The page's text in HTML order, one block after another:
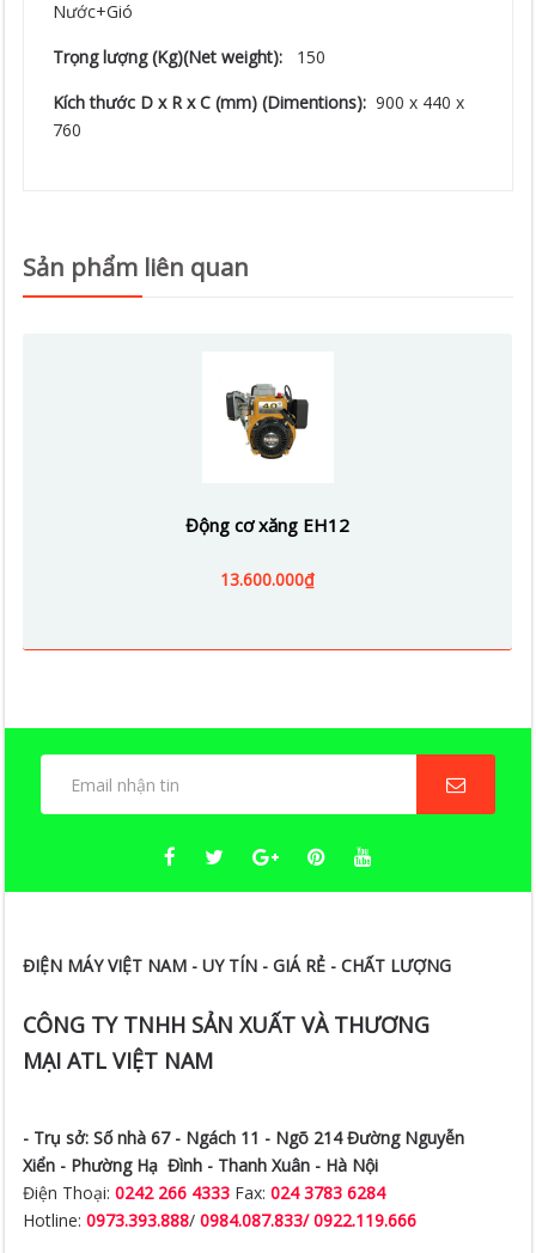
Nước+Gió
Trọng lượng (Kg)(Net weight): 150
Kích thước D x R x C (mm) (Dimentions): 900 x 440 x
760
Sản phẩm liên quan
Động cơ xăng EH12
13.600.000₫
ĐIỆN MÁY VIỆT NAM - UY TÍN - GIÁ RẺ - CHẤT LƯỢNG
CÔNG TY TNHH SẢN XUẤT VÀ THƯƠNG
MẠI ATL VIỆT NAM
- Trụ sở: Số nhà 67 - Ngách 11 - Ngõ 214 Đường Nguyễn
Xiển - Phường Hạ Đình - Thanh Xuân - Hà Nội
Điện Thoại:0242 266 4333 Fax:024 3783 6284
Hotline:0973.393.888/0984.087.833/ 0922.119.666